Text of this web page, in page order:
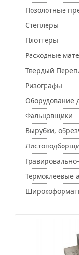
Позолотные
Степлеры
Плоттеры
Расходные
Твердый
Ризографы
Оборудование
Фальцовщики
Вырубки,
Термоклеевые